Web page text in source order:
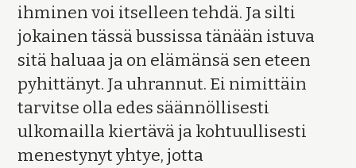
ihminen voi itselleen tehdä. Ja silti
jokainen tässä bussissa tänään istuva
sitä haluaa ja on elämänsä sen eteen
pyhittänyt. Ja uhrannut. Ei nimittäin
tarvitse olla edes säännöllisesti
ulkomailla kiertävä ja kohtuullisesti
menestynyt yhtye, jotta